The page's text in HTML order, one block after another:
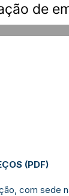
de
(PDF)
com sede